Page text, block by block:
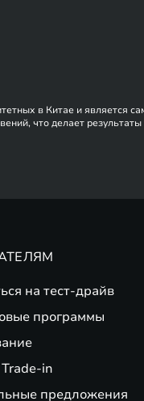
в Китае и
что делает
на тест-драйв
программы
in
предложения